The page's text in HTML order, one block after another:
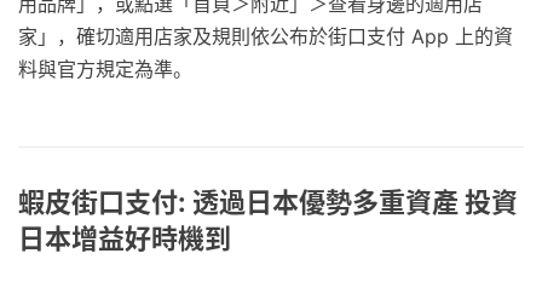
家」，確切適用店家及規則依公布於街口支付 App 上的資
料與官方規定為準。
蝦皮街口支付: 透過日本優勢多重資產 投資
日本增益好時機到